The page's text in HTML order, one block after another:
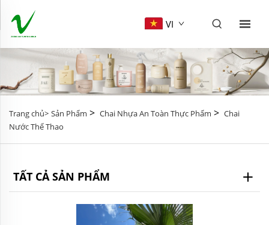
VI
Trang chủ> Sản Phẩm > Chai Nhựa An Toàn Thực Phẩm > Chai
Nước Thể Thao
TẤT CẢ SẢN PHẨM